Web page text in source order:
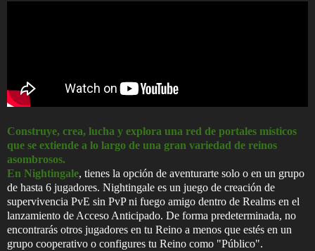
Construye, crea, lucha y explora una red de portales místicos
que se extiende a lo largo de una gran variedad de reinos
asombrosos.
En Nightingale, tienes la opción de aventurarte solo o en un grupo
de hasta 6 jugadores. Nightingale es un juego de creación de
supervivencia PvE sin PvP ni fuego amigo dentro de Realms en el
lanzamiento de Acceso Anticipado. De forma predeterminada, no
encontrarás otros jugadores en tu Reino a menos que estés en un
grupo cooperativo o configures tu Reino como "Público".